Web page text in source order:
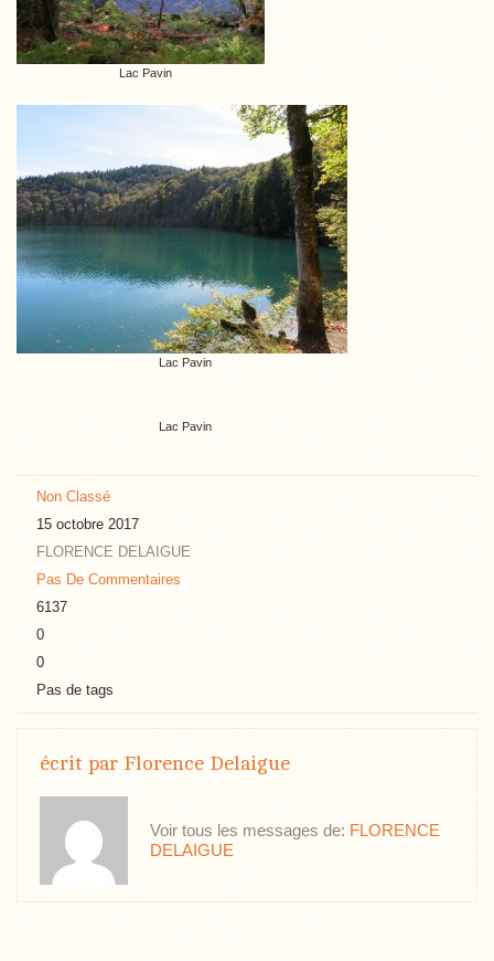
Lac Pavin
Lac Pavin
Lac Pavin
Non Classé
15 octobre 2017
FLORENCE DELAIGUE
Pas De Commentaires
6137
0
0
Pas de tags
écrit par Florence Delaigue
Voir tous les messages de: FLORENCE
DELAIGUE